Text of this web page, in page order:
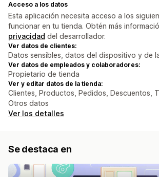
Acceso a los datos
Esta aplicación necesita acceso a los
funcionar en tu tienda. Obtén más
privacidad del desarrollador.
Ver datos de clientes:
Datos sensibles, datos del dispositivo y de
Ver datos de empleados y colaboradores:
Propietario de tienda
Ver y editar datos de la tienda:
Clientes, Productos, Pedidos, Descuentos,
Otros datos
Ver los detalles
Se destaca en